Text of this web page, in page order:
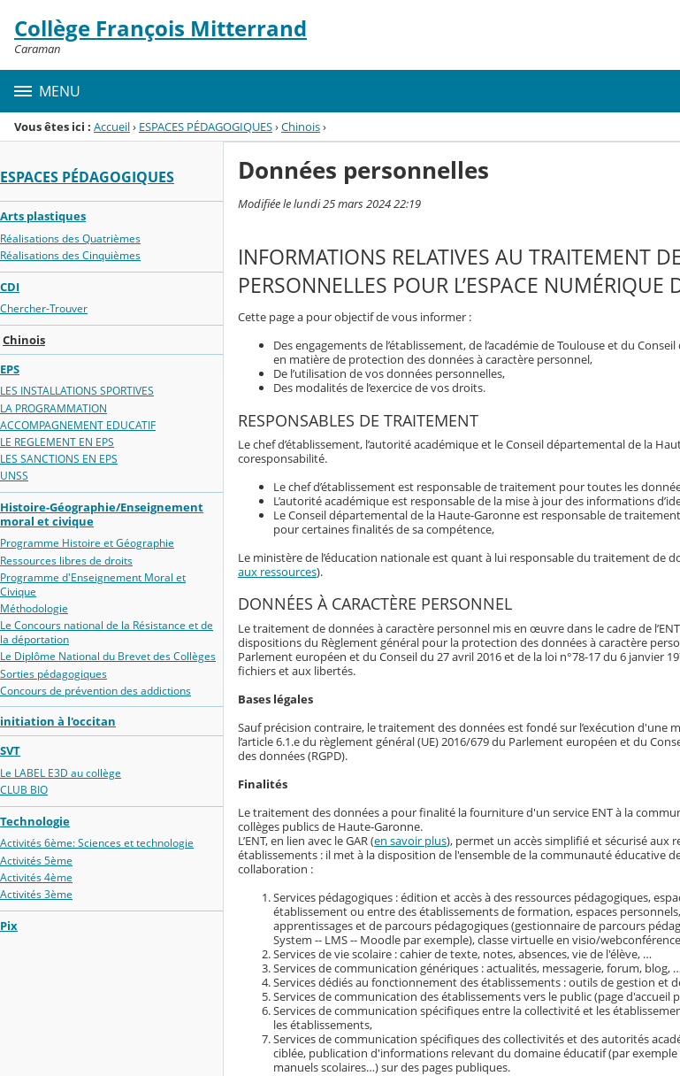
Menu de la rubrique
Contenu
Collège François Mitterrand
Caraman
MENU
Vous êtes ici : Accueil› ESPACES PÉDAGOGIQUES›Chinois›
ESPACES PÉDAGOGIQUES
Arts plastiques
Réalisations des Quatrièmes
Réalisations des Cinquièmes
CDI
Chercher-Trouver
Chinois
EPS
LES INSTALLATIONS SPORTIVES
LA PROGRAMMATION
ACCOMPAGNEMENT EDUCATIF
LE REGLEMENT EN EPS
LES SANCTIONS EN EPS
UNSS
Histoire-Géographie/Enseignement
moral et civique
Programme Histoire et Géographie
Ressources libres de droits
Programme d'Enseignement Moral et
Civique
Méthodologie
Le Concours national de la Résistance et de
la déportation
Le Diplôme National du Brevet des Collèges
Sorties pédagogiques
Concours de prévention des addictions
initiation à l'occitan
SVT
Le LABEL E3D au collège
CLUB BIO
Technologie
Activités 6ème: Sciences et technologie
Activités 5ème
Activités 4ème
Activités 3ème
Pix
Données personnelles
Modifiée le lundi 25 mars 2024 22:19
INFORMATIONS RELATIVES AU TRAITEMENT
PERSONNELLES POUR L’ESPACE NUMÉRIQUE
Cette page a pour objectif de vous informer :
Des engagements de l’établissement, de l’académie de Toulouse et du
en matière de protection des données à caractère personnel,
De l’utilisation de vos données personnelles,
Des modalités de l’exercice de vos droits.
RESPONSABLES DE TRAITEMENT
Le chef d’établissement, l’autorité académique et le Conseil départemental de la
coresponsabilité.
Le chef d’établissement est responsable de traitement pour toutes les
L’autorité académique est responsable de la mise à jour des informations
Le Conseil départemental de la Haute-Garonne est responsable de
pour certaines finalités de sa compétence,
Le ministère de l’éducation nationale est quant à lui responsable du traitement de
aux ressources).
DONNÉES À CARACTÈRE PERSONNEL
Le traitement de données à caractère personnel mis en œuvre dans le cadre de
dispositions du Règlement général pour la protection des données à caractère
Parlement européen et du Conseil du 27 avril 2016 et de la loi n°78-17 du 6 janvier
fichiers et aux libertés.
Bases légales
Sauf précision contraire, le traitement des données est fondé sur l’exécution d'une
l’article 6.1.e du règlement général (UE) 2016/679 du Parlement européen et du
des données (RGPD).
Finalités
Le traitement des données a pour finalité la fourniture d'un service ENT à la
collèges publics de Haute-Garonne.
L’ENT, en lien avec le GAR (en savoir plus), permet un accès simplifié et sécurisé aux
établissements : il met à la disposition de l'ensemble de la communauté éducative
collaboration :
Services pédagogiques : édition et accès à des ressources pédagogiques,
établissement ou entre des établissements de formation, espaces
apprentissages et de parcours pédagogiques (gestionnaire de parcours
System -- LMS -- Moodle par exemple), classe virtuelle en visio/
Services de vie scolaire : cahier de texte, notes, absences, vie de l'élève, …
Services de communication génériques : actualités, messagerie, forum, blog, …
Services dédiés au fonctionnement des établissements : outils de gestion et
Services de communication des établissements vers le public (page d'accueil
Services de communication spécifiques entre la collectivité et les
les établissements,
Services de communication spécifiques des collectivités et des autorités
ciblée, publication d'informations relevant du domaine éducatif (par
manuels scolaires…) sur des pages publiques.